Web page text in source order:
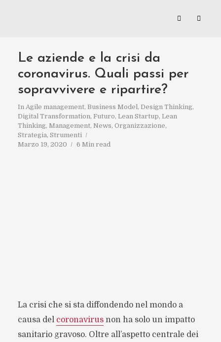
Le aziende e la crisi da
coronavirus. Quali passi per
sopravvivere e ripartire?
In Agile management, Business Model, Design Thinking,
Digital Transformation, Futuro, Lean Startup, Lean
Thinking, Management, News, Organizzazione,
Strategia, Strumenti
Marzo 19, 2020
6 Min read
La crisi che si sta diffondendo nel mondo a
causa del coronavirusnon ha solo un impatto
sanitario gravoso. Oltre all’aspetto centrale dei